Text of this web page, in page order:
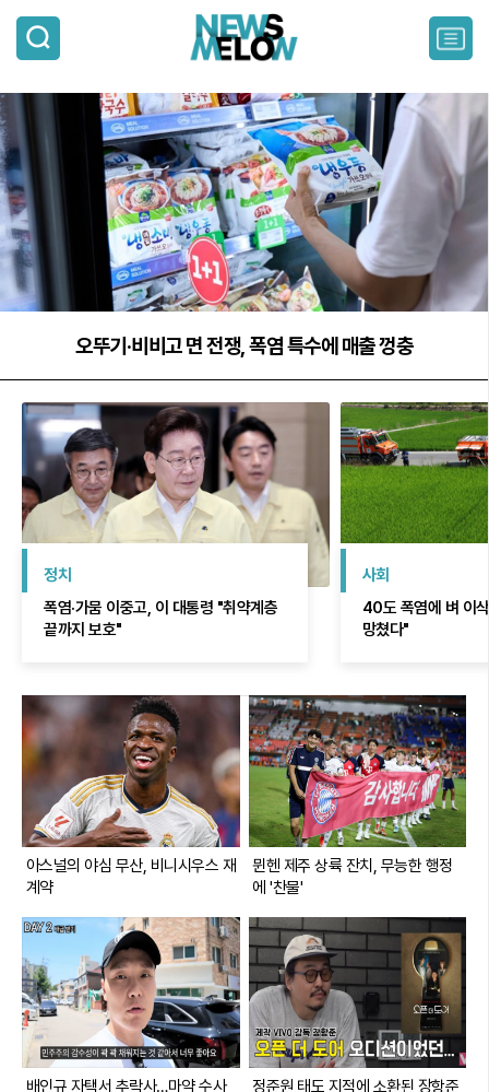
검
색
주
서
메
뉴
펼
치
오뚜기·비비고 면 전쟁, 폭염 특수에 매출 껑충
정치
폭염·가뭄 이중고, 이 대통령 "취약계층
끝까지 보호"
사회
40도 폭염에 벼 이
망쳤다"
아스널의 야심 무산, 비니시우스 재
계약
뮌헨 제주 상륙 잔치, 무능한 행정
에 '찬물'
배인규 자택서 추락사…마약 수사
정준원 태도 지적에 소환된 장항준